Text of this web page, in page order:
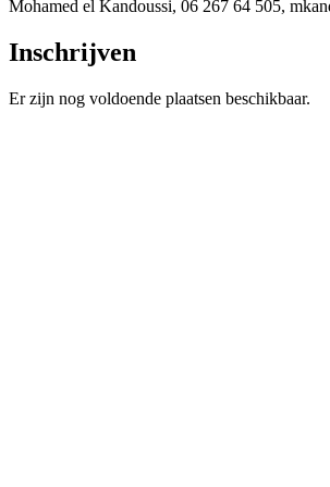
Mohamed el Kandoussi, 06 267 64 505,
Inschrijven
Er zijn nog voldoende plaatsen beschikbaar.